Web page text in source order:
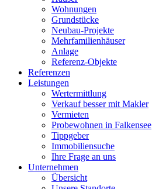
Wohnungen
Grundstücke
Neubau-Projekte
Mehrfamilienhäuser
Anlage
Referenz-Objekte
Referenzen
Leistungen
Wertermittlung
Verkauf besser mit Makler
Vermieten
Probewohnen in Falkensee
Tippgeber
Immobiliensuche
Ihre Frage an uns
Unternehmen
Übersicht